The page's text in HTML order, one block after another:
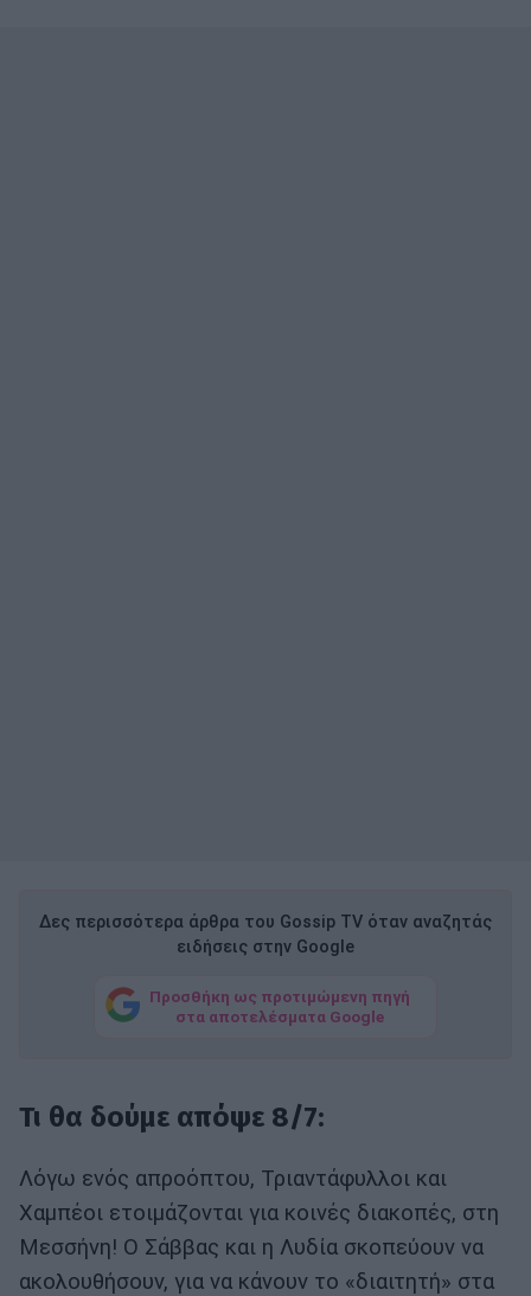
Δες περισσότερα άρθρα του Gossip TV όταν αναζητάς
ειδήσεις στην Google
Προσθήκη ως προτιμώμενη πηγή
στα αποτελέσματα Google
Τι θα δούμε απόψε 8/7:
Λόγω ενός απροόπτου, Τριαντάφυλλοι και
Χαμπέοι ετοιμάζονται για κοινές διακοπές, στη
Μεσσήνη! Ο Σάββας και η Λυδία σκοπεύουν να
ακολουθήσουν, για να κάνουν το «διαιτητή» στα